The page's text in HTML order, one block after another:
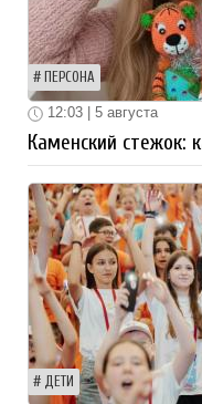
ПЕРСОНА
12:03 | 5 августа
Каменский стежок:
ДЕТИ